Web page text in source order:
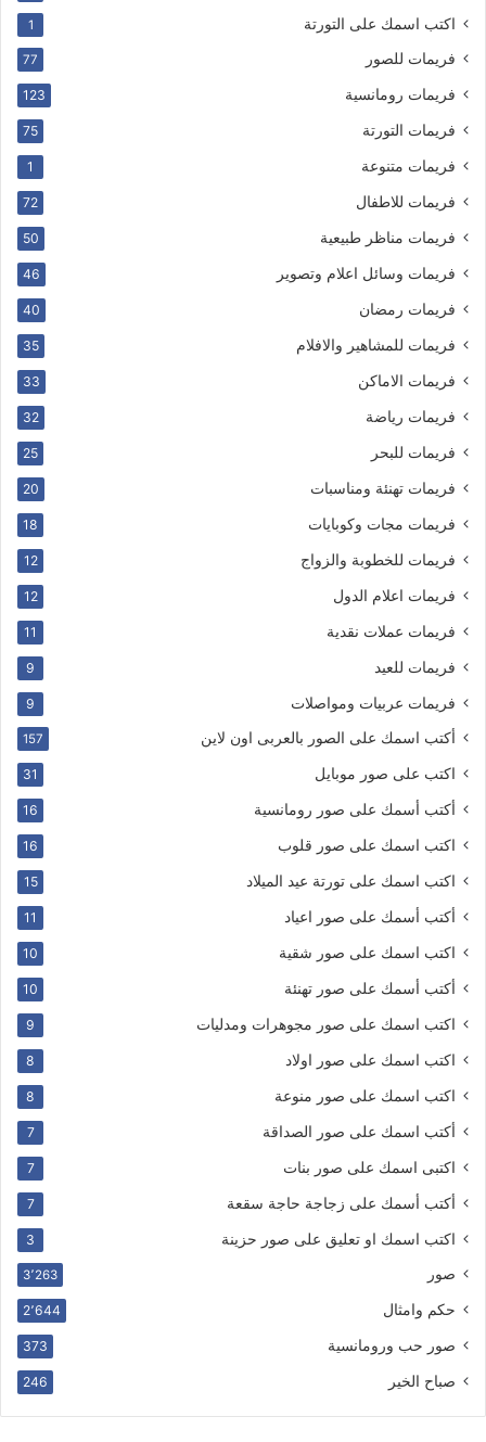
اكتب اسمك على التورتة 1
فريمات للصور 77
فريمات رومانسية 123
فريمات التورتة 75
فريمات متنوعة 1
فريمات للاطفال 72
فريمات مناظر طبيعية 50
فريمات وسائل اعلام وتصوير 46
فريمات رمضان 40
فريمات للمشاهير والافلام 35
فريمات الاماكن 33
فريمات رياضة 32
فريمات للبحر 25
فريمات تهنئة ومناسبات 20
فريمات مجات وكوبايات 18
فريمات للخطوبة والزواج 12
فريمات اعلام الدول 12
فريمات عملات نقدية 11
فريمات للعيد 9
فريمات عربيات ومواصلات 9
أكتب اسمك على الصور بالعربى اون لاين 157
اكتب على صور موبايل 31
أكتب أسمك على صور رومانسية 16
اكتب اسمك على صور قلوب 16
اكتب اسمك على تورتة عيد الميلاد 15
أكتب أسمك على صور اعياد 11
اكتب اسمك على صور شقية 10
أكتب أسمك على صور تهنئة 10
اكتب اسمك على صور مجوهرات ومدليات 9
اكتب اسمك على صور اولاد 8
اكتب اسمك على صور منوعة 8
أكتب اسمك على صور الصداقة 7
اكتبى اسمك على صور بنات 7
أكتب أسمك على زجاجة حاجة سقعة 7
اكتب اسمك او تعليق على صور حزينة 3
صور 3٬263
حكم وامثال 2٬644
صور حب ورومانسية 373
صباح الخير 246